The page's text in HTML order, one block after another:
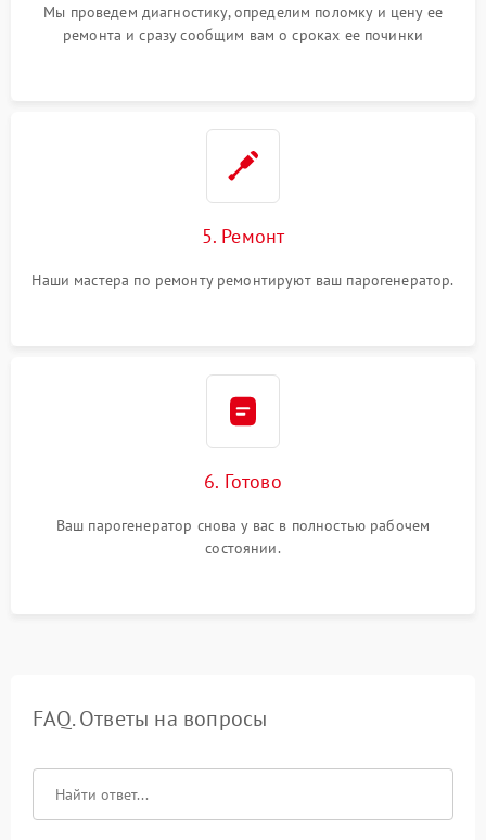
Мы проведем диагностику, определим поломку и цену ее
ремонта и сразу сообщим вам о сроках ее починки
5. Ремонт
Наши мастера по ремонту ремонтируют ваш парогенератор.
6. Готово
Ваш парогенератор снова у вас в полностью рабочем
состоянии.
FAQ. Ответы на вопросы